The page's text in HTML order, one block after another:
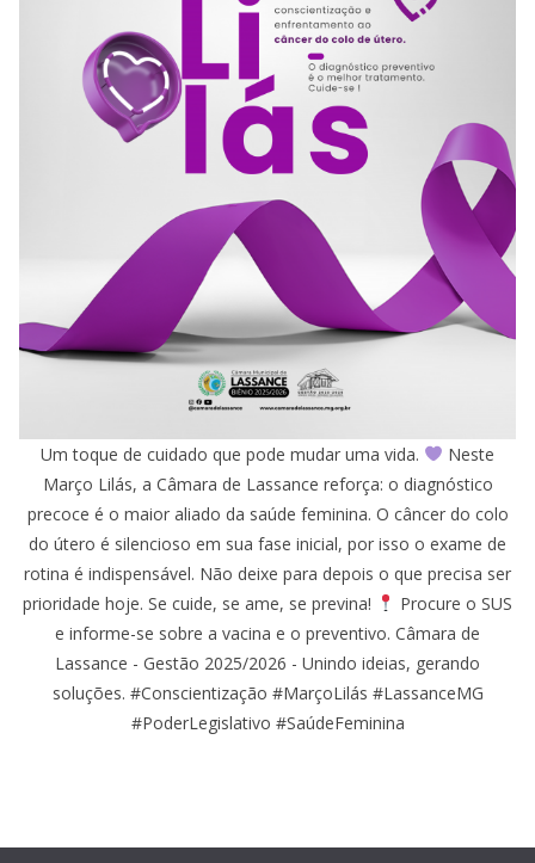
Um toque de cuidado que pode mudar uma vida.
Neste
Março Lilás, a Câmara de Lassance reforça: o diagnóstico
precoce é o maior aliado da saúde feminina. O câncer do colo
do útero é silencioso em sua fase inicial, por isso o exame de
rotina é indispensável. Não deixe para depois o que precisa ser
prioridade hoje. Se cuide, se ame, se previna!
Procure o SUS
e informe-se sobre a vacina e o preventivo. Câmara de
Lassance - Gestão 2025/2026 - Unindo ideias, gerando
soluções. #Conscientização #MarçoLilás #LassanceMG
#PoderLegislativo #SaúdeFeminina